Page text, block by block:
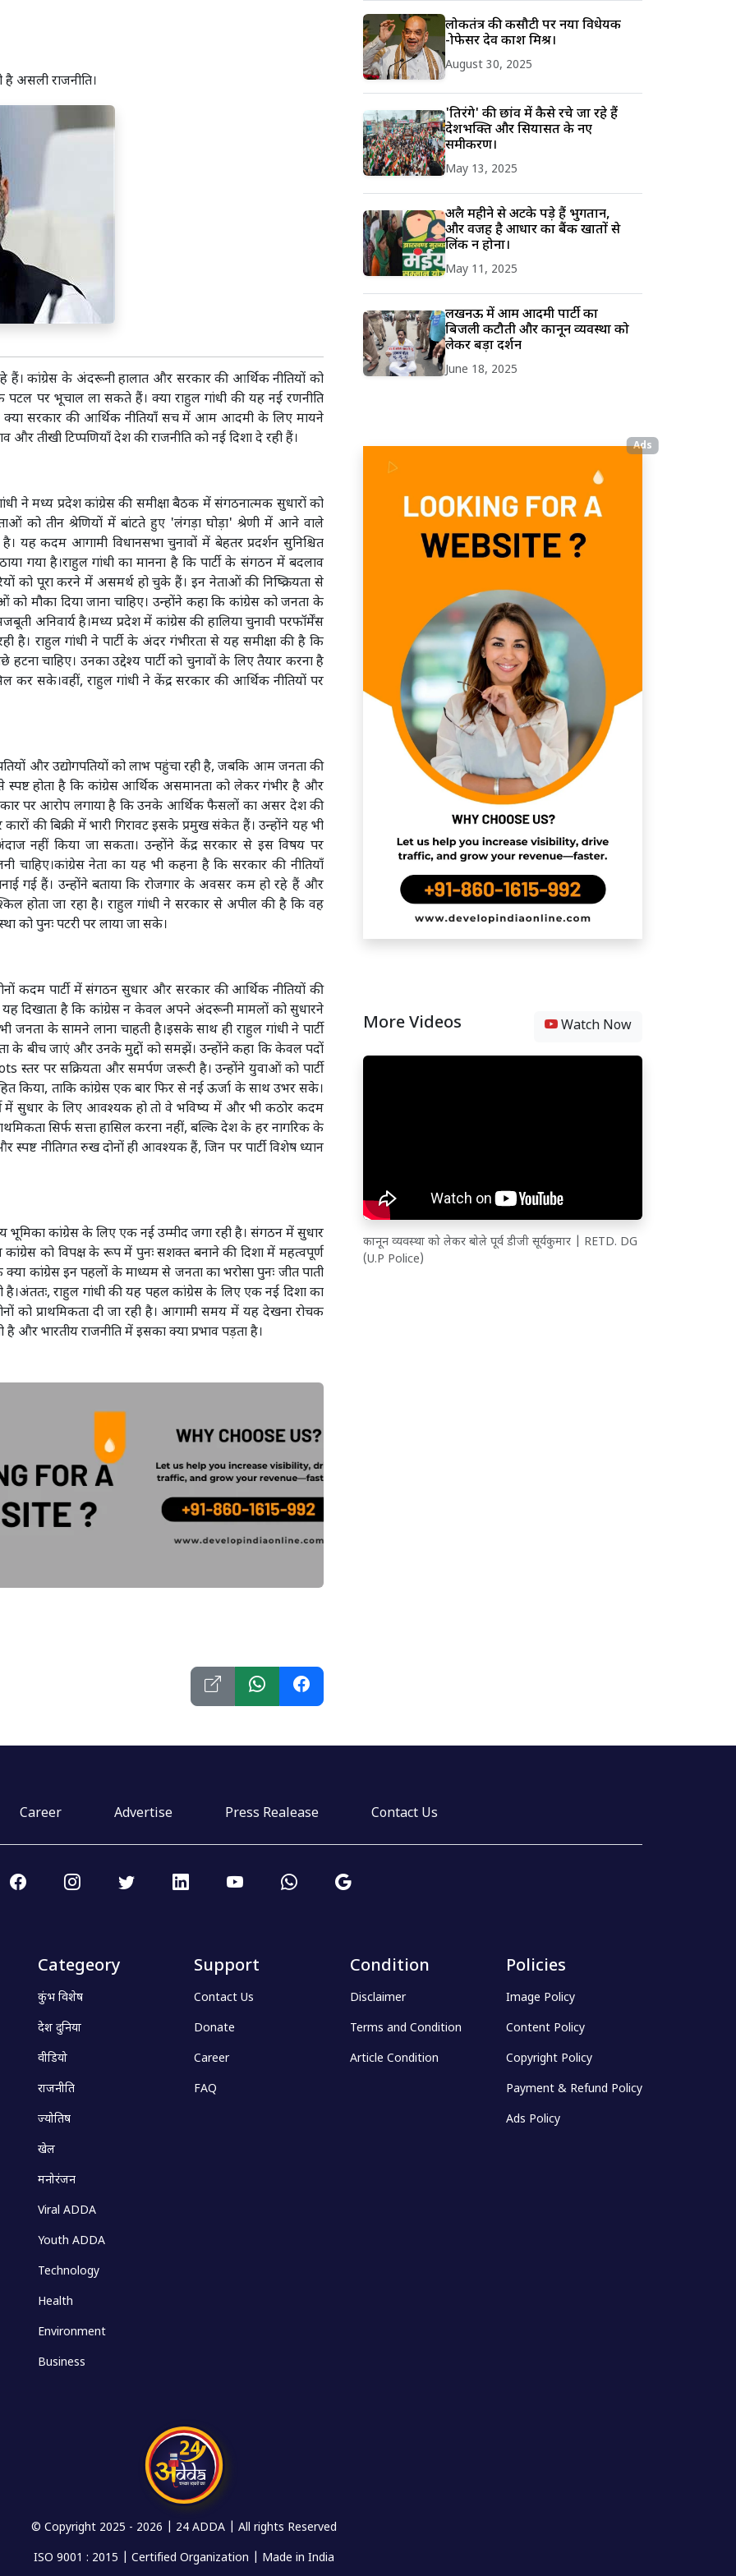
है असली राजनीति।
कांग्रेस के अंदरूनी हालात और सरकार की आर्थिक नीतियों को
पर भूचाल ला सकते हैं। क्या राहुल गांधी की यह नई रणनीति
क्या सरकार की आर्थिक नीतियाँ सच में आम आदमी के लिए मायने
तीखी टिप्पणियाँ देश की राजनीति को नई दिशा दे रही हैं।
ने मध्य प्रदेश कांग्रेस की समीक्षा बैठक में संगठनात्मक सुधारों को
को तीन श्रेणियों में बांटते हुए 'लंगड़ा घोड़ा' श्रेणी में आने वाले
यह कदम आगामी विधानसभा चुनावों में बेहतर प्रदर्शन सुनिश्चित
गया है।राहुल गांधी का मानना है कि पार्टी के संगठन में बदलाव
को पूरा करने में असमर्थ हो चुके हैं। इन नेताओं की निष्क्रियता से
को मौका दिया जाना चाहिए। उन्होंने कहा कि कांग्रेस को जनता के
अनिवार्य है।मध्य प्रदेश में कांग्रेस की हालिया चुनावी परफॉर्मेंस
है। राहुल गांधी ने पार्टी के अंदर गंभीरता से यह समीक्षा की है कि
चाहिए। उनका उद्देश्य पार्टी को चुनावों के लिए तैयार करना है
कर सके।वहीं, राहुल गांधी ने केंद्र सरकार की आर्थिक नीतियों पर
और उद्योगपतियों को लाभ पहुंचा रही है, जबकि आम जनता की
स्पष्ट होता है कि कांग्रेस आर्थिक असमानता को लेकर गंभीर है और
पर आरोप लगाया है कि उनके आर्थिक फैसलों का असर देश की
की बिक्री में भारी गिरावट इसके प्रमुख संकेत हैं। उन्होंने यह भी
नहीं किया जा सकता। उन्होंने केंद्र सरकार से इस विषय पर
चाहिए।कांग्रेस नेता का यह भी कहना है कि सरकार की नीतियाँ
गई हैं। उन्होंने बताया कि रोजगार के अवसर कम हो रहे हैं और
होता जा रहा है। राहुल गांधी ने सरकार से अपील की है कि वह
को पुनः पटरी पर लाया जा सके।
कदम पार्टी में संगठन सुधार और सरकार की आर्थिक नीतियों की
यह दिखाता है कि कांग्रेस न केवल अपने अंदरूनी मामलों को सुधारने
जनता के सामने लाना चाहती है।इसके साथ ही राहुल गांधी ने पार्टी
के बीच जाएं और उनके मुद्दों को समझें। उन्होंने कहा कि केवल पदों
स्तर पर सक्रियता और समर्पण जरूरी है। उन्होंने युवाओं को पार्टी
किया, ताकि कांग्रेस एक बार फिर से नई ऊर्जा के साथ उभर सके।
में सुधार के लिए आवश्यक हो तो वे भविष्य में और भी कठोर कदम
सिर्फ सत्ता हासिल करना नहीं, बल्कि देश के हर नागरिक के
स्पष्ट नीतिगत रुख दोनों ही आवश्यक हैं, जिन पर पार्टी विशेष ध्यान
भूमिका कांग्रेस के लिए एक नई उम्मीद जगा रही है। संगठन में सुधार
को विपक्ष के रूप में पुनः सशक्त बनाने की दिशा में महत्वपूर्ण
कांग्रेस इन पहलों के माध्यम से जनता का भरोसा पुनः जीत पाती
राहुल गांधी की यह पहल कांग्रेस के लिए एक नई दिशा का
प्राथमिकता दी जा रही है। आगामी समय में यह देखना रोचक
और भारतीय राजनीति में इसका क्या प्रभाव पड़ता है।
लोकतंत्र की कसौटी पर नया विधेयक
-प्रोफेसर देव प्रकाश मिश्र।
August 30, 2025
'तिरंगे' की छांव में कैसे रचे जा रहे हैं
देशभक्ति और सियासत के नए
समीकरण।
May 13, 2025
अप्रैल महीने से अटके पड़े हैं भुगतान,
और वजह है आधार का बैंक खातों से
लिंक न होना।
May 11, 2025
लखनऊ में आम आदमी पार्टी का
बिजली कटौती और कानून व्यवस्था को
लेकर बड़ा प्रदर्शन
June 18, 2025
Ads
More Videos Watch Now
कानून व्यवस्था को लेकर बोले पूर्व डीजी सूर्यकुमार | RETD. DG
(U.P Police)
Career Advertise Press Realease Contact Us
Categeory
कुंभ विशेष
देश दुनिया
वीडियो
राजनीति
ज्योतिष
खेल
मनोरंजन
Viral ADDA
Youth ADDA
Technology
Health
Environment
Business
Support
Contact Us
Donate
Career
FAQ
Condition
Disclaimer
Terms and Condition
Article Condition
Policies
Image Policy
Content Policy
Copyright Policy
Payment & Refund Policy
Ads Policy
© Copyright 2025 - 2026 | 24 ADDA | All rights Reserved
ISO 9001 : 2015 | Certified Organization | Made in India